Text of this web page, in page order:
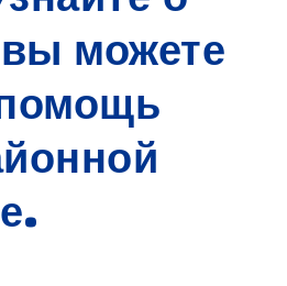
можете